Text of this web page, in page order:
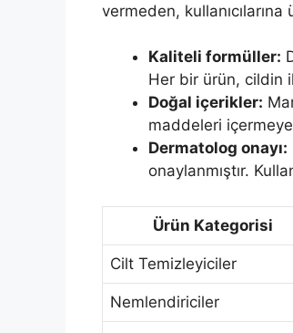
vermeden,
Kaliteli formüller:
Her bir ürün, cildin
Doğal içerikler:
maddeleri
Dermatolog onayı:
onaylanmıştır.
Ürün Kategorisi
Cilt Temizleyiciler
Nemlendiriciler